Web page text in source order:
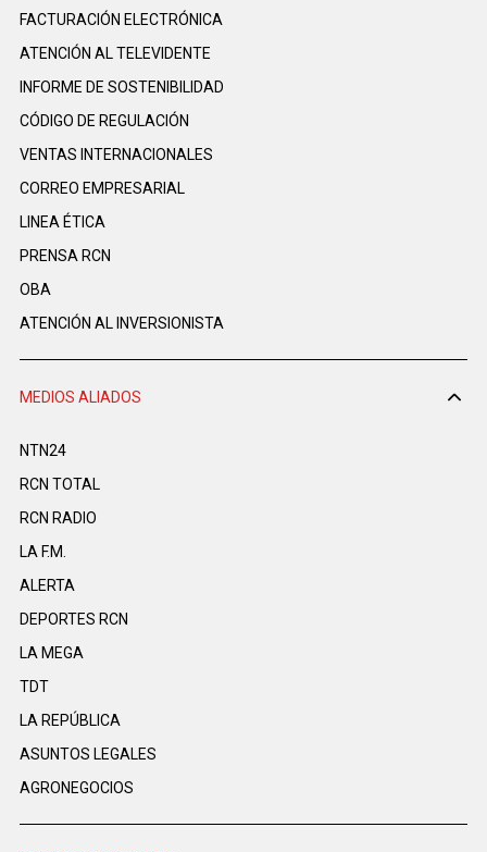
FACTURACIÓN ELECTRÓNICA
ATENCIÓN AL TELEVIDENTE
INFORME DE SOSTENIBILIDAD
CÓDIGO DE REGULACIÓN
VENTAS INTERNACIONALES
CORREO EMPRESARIAL
LINEA ÉTICA
PRENSA RCN
OBA
ATENCIÓN AL INVERSIONISTA
MEDIOS ALIADOS
NTN24
RCN TOTAL
RCN RADIO
LA F.M.
ALERTA
DEPORTES RCN
LA MEGA
TDT
LA REPÚBLICA
ASUNTOS LEGALES
AGRONEGOCIOS